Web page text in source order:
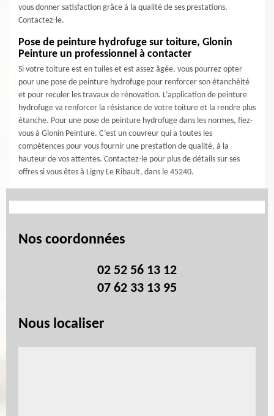
vous donner satisfaction grâce à la qualité de ses prestations.
Contactez-le.
Pose de peinture hydrofuge sur toiture, Glonin
Peinture un professionnel à contacter
Si votre toiture est en tuiles et est assez âgée, vous pourrez opter
pour une pose de peinture hydrofuge pour renforcer son étanchéité
et pour reculer les travaux de rénovation. L’application de peinture
hydrofuge va renforcer la résistance de votre toiture et la rendre plus
étanche. Pour une pose de peinture hydrofuge dans les normes, fiez-
vous à Glonin Peinture. C’est un couvreur qui a toutes les
compétences pour vous fournir une prestation de qualité, à la
hauteur de vos attentes. Contactez-le pour plus de détails sur ses
offres si vous êtes à Ligny Le Ribault, dans le 45240.
Nos coordonnées
02 52 56 13 12
07 62 33 13 95
Nous localiser